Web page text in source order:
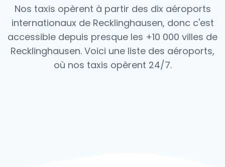
Nos taxis opèrent à partir des dix aéroports
internationaux de Recklinghausen, donc c'est
accessible depuis presque les +10 000 villes de
Recklinghausen. Voici une liste des aéroports,
où nos taxis opèrent 24/7.